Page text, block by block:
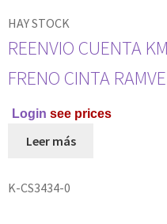
K-CS3434-0
HAY STOCK
REENVIO CUENTA
FRENO CINTA
Login see prices
Leer más